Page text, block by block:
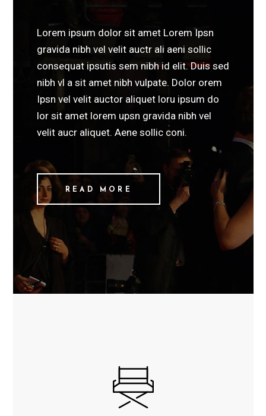
Lorem ipsum dolor sit amet Lorem Ipsn
gravida nibh vel velit auctr ali aeni sollic
consequat ipsutis sem nibh id elit. Duis sed
nibh vl a sit amet nibh vulpate. Dolor orem
Ipsn vel velit auctor aliquet loru ipsum do
lor sit amet lorem upsn gravida nibh vel
velit aucr aliquet. Aene sollic coni.
READ MORE